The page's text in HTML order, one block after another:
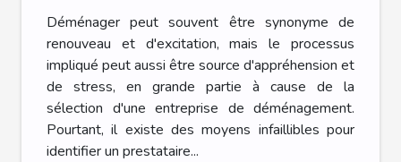
économique
Déménager peut souvent être synonyme de
renouveau et d'excitation, mais le processus
impliqué peut aussi être source d'appréhension et
de stress, en grande partie à cause de la
sélection d'une entreprise de déménagement.
Pourtant, il existe des moyens infaillibles pour
identifier un prestataire...